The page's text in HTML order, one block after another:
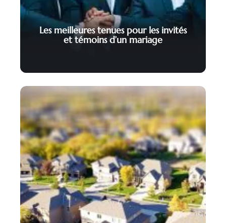
Les meilleures tenues pour les invités
et témoins d’un mariage